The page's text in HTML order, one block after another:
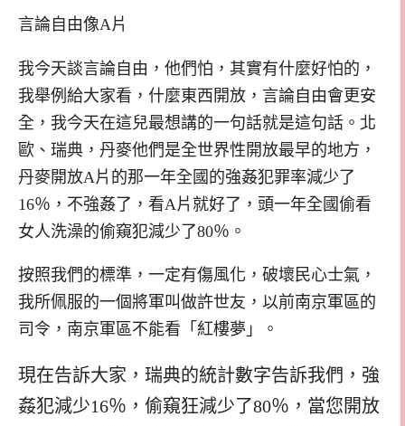
言論自由像A片
我今天談言論自由，他們怕，其實有什麼好怕的，
我舉例給大家看，什麼東西開放，言論自由會更安
全，我今天在這兒最想講的一句話就是這句話。北
歐、瑞典，丹麥他們是全世界性開放最早的地方，
丹麥開放A片的那一年全國的強姦犯罪率減少了
16％，不強姦了，看A片就好了，頭一年全國偷看
女人洗澡的偷窺犯減少了80％。
按照我們的標準，一定有傷風化，破壞民心士氣，
我所佩服的一個將軍叫做許世友，以前南京軍區的
司令，南京軍區不能看「紅樓夢」。
現在告訴大家，瑞典的統計數字告訴我們，強
姦犯減少16％，偷窺狂減少了80％，當您開放